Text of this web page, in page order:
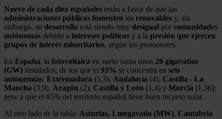
Nueve de cada diez españoles están a favor de que las
administraciones públicas fomenten las renovables y, sin
embargo, su desarrollo está siendo muy desigual por comunidades
autónomas debido a intereses políticos y a la presión que ejercen
grupos de interés minoritarios, según los promotores.
En España, la fotovoltaica en suelo suma unos 20 gigavatios
(GW) instalados, de los que el 93% se concentra en seis
autonomías: Extremadura (5,3), Andalucía (4), Castilla - La
Mancha (3,9), Aragón (2), Castilla y León (1,4) y Murcia (1,36);
pese a que el 85% del territorio español tiene buen recurso solar.
Al otro lado de la tabla: Asturias, 1 megavatio (MW), Cantabria